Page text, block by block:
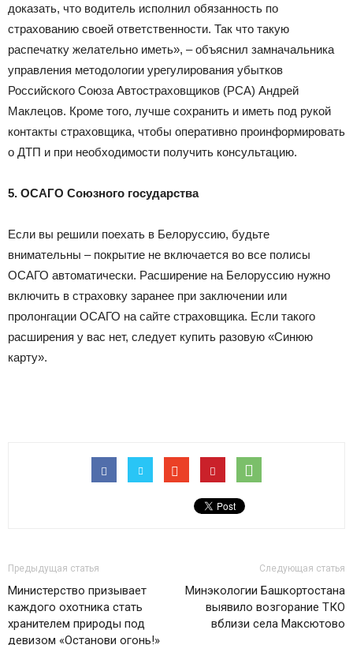
доказать, что водитель исполнил обязанность по
страхованию своей ответственности. Так что такую
распечатку желательно иметь», – объяснил замначальника
управления методологии урегулирования убытков
Российского Союза Автостраховщиков (РСА) Андрей
Маклецов. Кроме того, лучше сохранить и иметь под рукой
контакты страховщика, чтобы оперативно проинформировать
о ДТП и при необходимости получить консультацию.
5. ОСАГО Союзного государства
Если вы решили поехать в Белоруссию, будьте
внимательны – покрытие не включается во все полисы
ОСАГО автоматически. Расширение на Белоруссию нужно
включить в страховку заранее при заключении или
пролонгации ОСАГО на сайте страховщика. Если такого
расширения у вас нет, следует купить разовую «Синюю
карту».
Предыдущая статья
Министерство призывает
каждого охотника стать
хранителем природы под
девизом «Останови огонь!»
Следующая статья
Минэкологии Башкортостана
выявило возгорание ТКО
вблизи села Максютово